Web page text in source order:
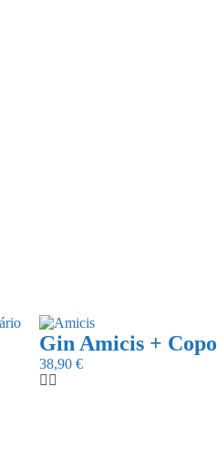
Gin Amicis + Copo
38,90 €